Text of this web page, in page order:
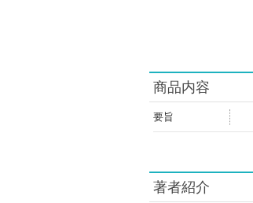
商品内容
要旨
著者紹介